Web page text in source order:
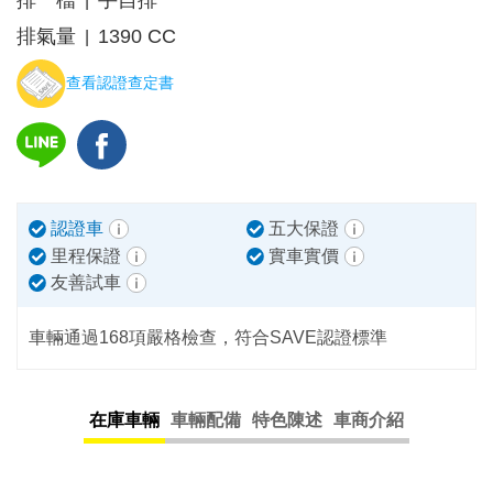
排氣量
1390 CC
查看認證查定書
認證車
五大保證
里程保證
實車實價
友善試車
車輛通過168項嚴格檢查，符合SAVE認證標準
在庫車輛 車輛配備 特色陳述 車商介紹